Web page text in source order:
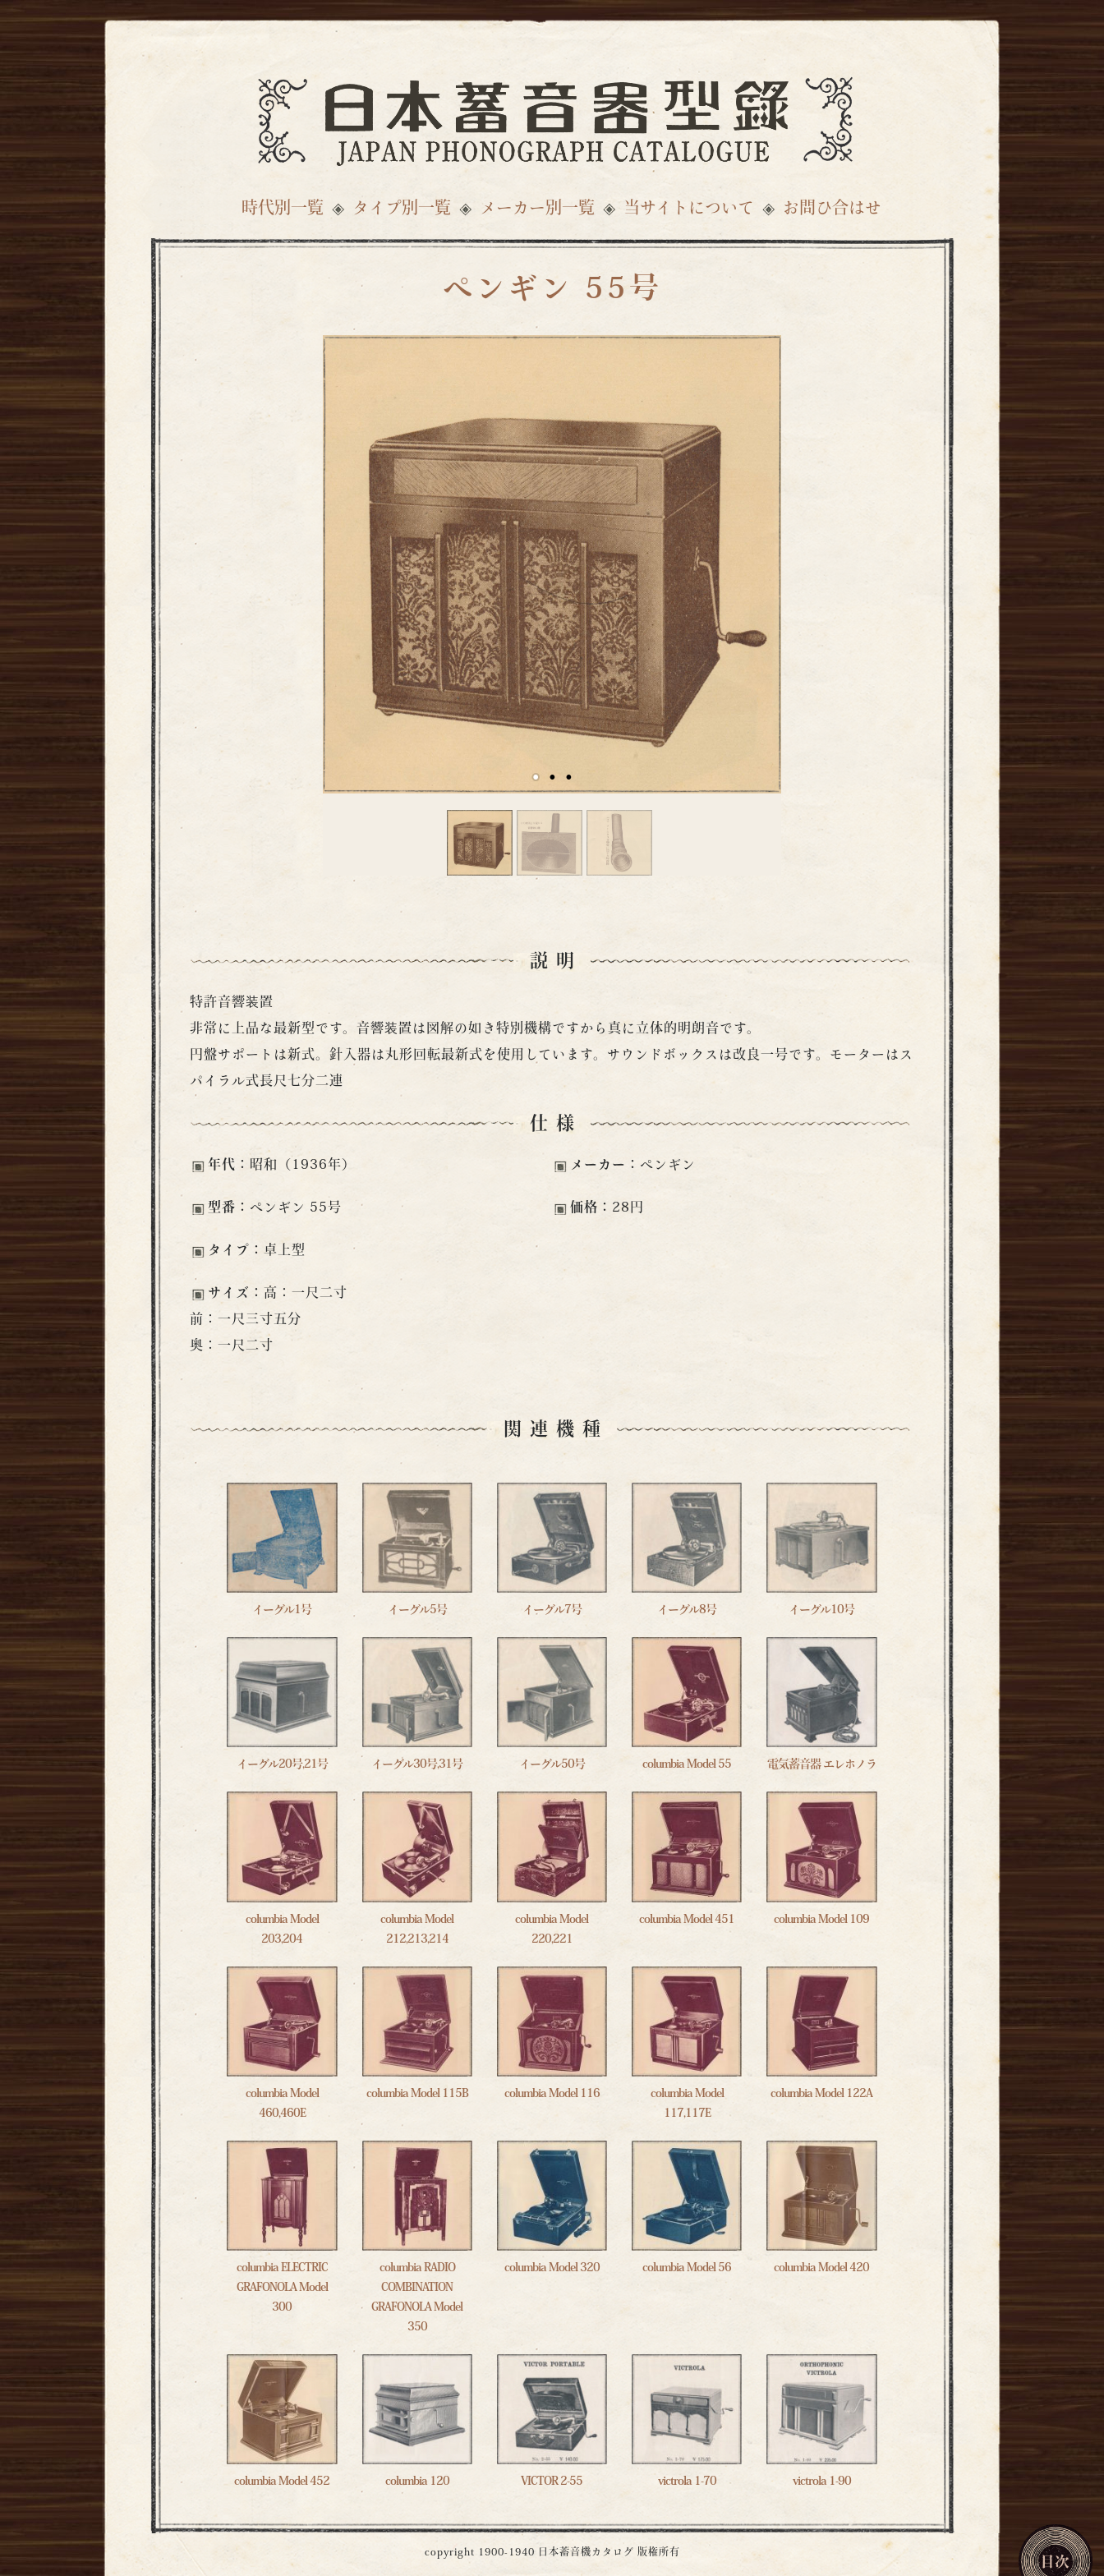
時代別一覧 タイプ別一覧 メーカー別一覧 当サイトについて お問ひ合はせ
ペンギン 55号
説明
特許音響装置
非常に上品な最新型です。音響装置は図解の如き特別機構ですから真に立体的明朗音です。
円盤サポートは新式。針入器は丸形回転最新式を使用しています。サウンドボックスは改良一号です。モーターはス
パイラル式長尺七分二連
仕様
年代： 昭和（1936年） メーカー： ペンギン
型番： ペンギン 55号 価格： 28円
タイプ：卓上型
サイズ： 高：一尺二寸
前：一尺三寸五分
奥：一尺二寸
関連機種
イーグル1号 イーグル5号 イーグル7号 イーグル8号 イーグル10号
イーグル20号,21号 イーグル30号,31号 イーグル50号 columbia Model 55 電気蓄音器 エレホノラ
columbia Model
203,204
columbia Model
212,213,214
columbia Model
220,221
columbia Model 451 columbia Model 109
columbia Model
460,460E
columbia Model 115B columbia Model 116
columbia Model
117,117E
columbia Model 122A
columbia ELECTRIC
GRAFONOLA Model
300
columbia RADIO
COMBINATION
GRAFONOLA Model
350
columbia Model 320 columbia Model 56 columbia Model 420
columbia Model 452 columbia 120 VICTOR 2-55 victrola 1-70 victrola 1-90
copyright 1900-1940 日本蓄音機カタログ 版権所有